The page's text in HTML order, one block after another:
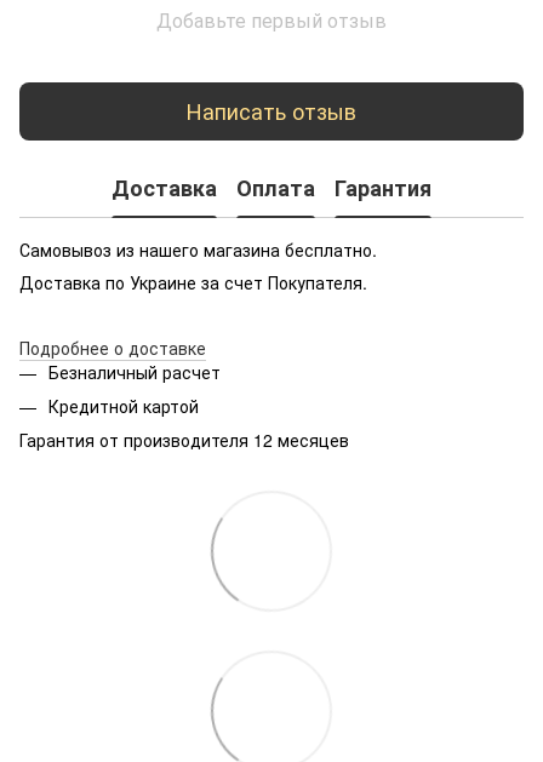
Добавьте первый отзыв
Написать отзыв
Доставка Оплата Гарантия
Самовывоз из нашего магазина бесплатно.
Доставка по Украине за счет Покупателя.
Подробнее о доставке
Безналичный расчет
Кредитной картой
Гарантия от производителя 12 месяцев